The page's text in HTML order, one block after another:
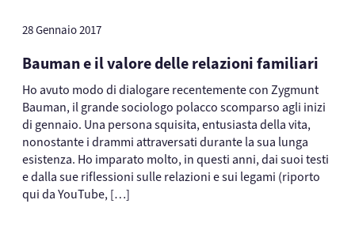
28 Gennaio 2017
Bauman e il valore delle relazioni familiari
Ho avuto modo di dialogare recentemente con Zygmunt
Bauman, il grande sociologo polacco scomparso agli inizi
di gennaio. Una persona squisita, entusiasta della vita,
nonostante i drammi attraversati durante la sua lunga
esistenza. Ho imparato molto, in questi anni, dai suoi testi
e dalla sue riflessioni sulle relazioni e sui legami (riporto
qui da YouTube, […]